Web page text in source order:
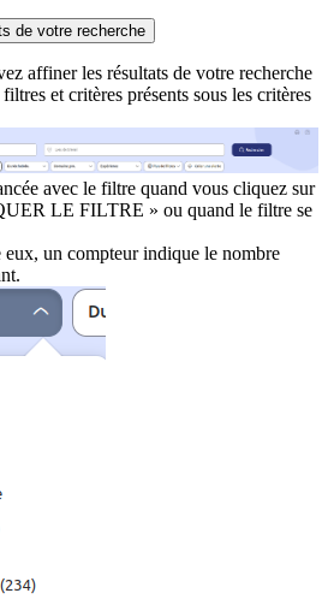
de votre recherche
affiner les résultats de votre recherche
et critères présents sous les critères
avec le filtre quand vous cliquez sur
LE FILTRE » ou quand le filtre se
eux, un compteur indique le nombre